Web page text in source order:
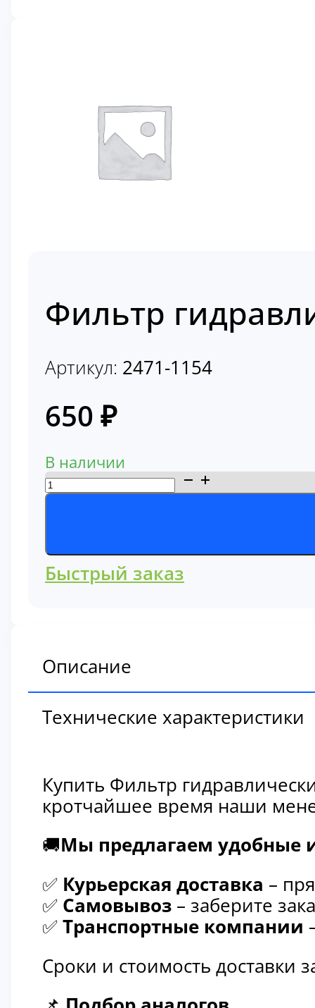
Фильтр
Артикул: 2471-1154
650 ₽
В наличии
Количество
товара
гидравлический
2471-
1154
Быстрый заказ
Описание
Технические характеристики
Купить Фильтр
кротчайшее время наши
🚚Мы предлагаем удобные
✅ Курьерская доставка –
✅ Самовывоз – заберите
✅ Транспортные компании
Сроки и стоимость доставки